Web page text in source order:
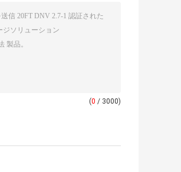
(0 / 3000)